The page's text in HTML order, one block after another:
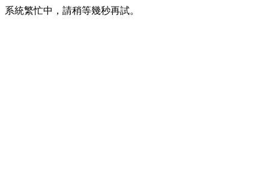
系統繁忙中，請稍等幾秒再試。